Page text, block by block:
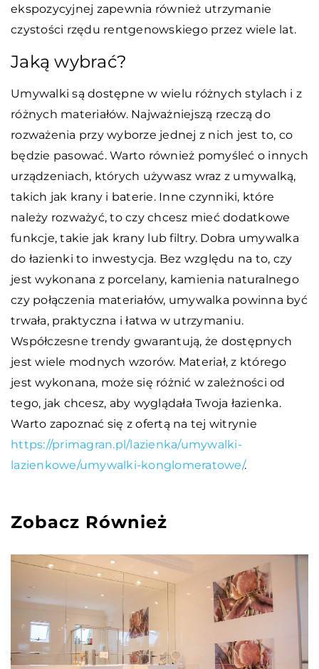
ekspozycyjnej zapewnia również utrzymanie
czystości rzędu rentgenowskiego przez wiele lat.
Jaką wybrać?
Umywalki są dostępne w wielu różnych stylach i z
różnych materiałów. Najważniejszą rzeczą do
rozważenia przy wyborze jednej z nich jest to, co
będzie pasować. Warto również pomyśleć o innych
urządzeniach, których używasz wraz z umywalką,
takich jak krany i baterie. Inne czynniki, które
należy rozważyć, to czy chcesz mieć dodatkowe
funkcje, takie jak krany lub filtry. Dobra umywalka
do łazienki to inwestycja. Bez względu na to, czy
jest wykonana z porcelany, kamienia naturalnego
czy połączenia materiałów, umywalka powinna być
trwała, praktyczna i łatwa w utrzymaniu.
Współczesne trendy gwarantują, że dostępnych
jest wiele modnych wzorów. Materiał, z którego
jest wykonana, może się różnić w zależności od
tego, jak chcesz, aby wyglądała Twoja łazienka.
Warto zapoznać się z ofertą na tej witrynie
https://primagran.pl/lazienka/umywalki-
lazienkowe/umywalki-konglomeratowe/.
Zobacz Również